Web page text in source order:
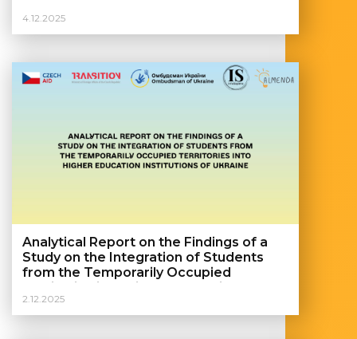
4.12.2025
Analytical Report on the Findings of a
Study on the Integration of Students
from the Temporarily Occupied
Territories into Higher Education
Institutions of Ukraine
2.12.2025